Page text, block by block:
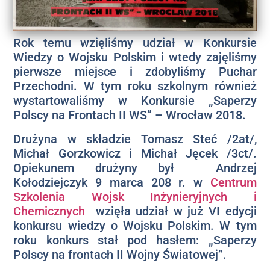
Rok temu wzięliśmy udział w Konkursie
Wiedzy o Wojsku Polskim i wtedy zajęliśmy
pierwsze miejsce i zdobyliśmy Puchar
Przechodni. W tym roku szkolnym również
wystartowaliśmy w Konkursie „Saperzy
Polscy na Frontach II WS” – Wrocław 2018.
Drużyna w składzie Tomasz Steć /2at/,
Michał Gorzkowicz i Michał Jęcek /3ct/.
Opiekunem drużyny był Andrzej
Kołodziejczyk 9 marca 208 r. w Centrum
Szkolenia Wojsk Inżynieryjnych i
Chemicznych wzięła udział w już VI edycji
konkursu wiedzy o Wojsku Polskim. W tym
roku konkurs stał pod hasłem: „Saperzy
Polscy na frontach II Wojny Światowej”.